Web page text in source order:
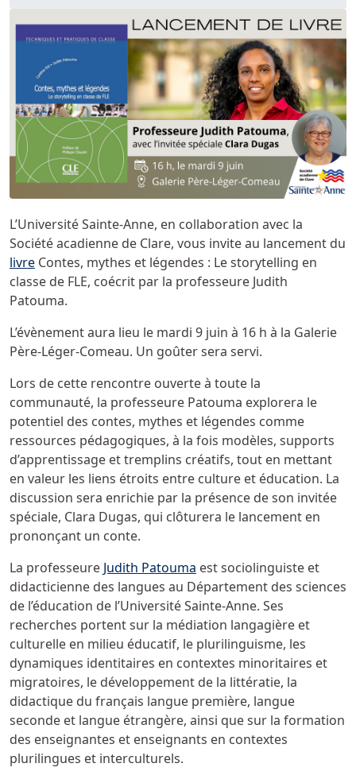
L’Université Sainte-Anne, en collaboration avec la
Société acadienne de Clare, vous invite au lancement du
livre Contes, mythes et légendes : Le storytelling en
classe de FLE, coécrit par la professeure Judith
Patouma.
L’évènement aura lieu le mardi 9 juin à 16 h à la Galerie
Père-Léger-Comeau. Un goûter sera servi.
Lors de cette rencontre ouverte à toute la
communauté, la professeure Patouma explorera le
potentiel des contes, mythes et légendes comme
ressources pédagogiques, à la fois modèles, supports
d’apprentissage et tremplins créatifs, tout en mettant
en valeur les liens étroits entre culture et éducation. La
discussion sera enrichie par la présence de son invitée
spéciale, Clara Dugas, qui clôturera le lancement en
prononçant un conte.
La professeure Judith Patouma est sociolinguiste et
didacticienne des langues au Département des sciences
de l’éducation de l’Université Sainte-Anne. Ses
recherches portent sur la médiation langagière et
culturelle en milieu éducatif, le plurilinguisme, les
dynamiques identitaires en contextes minoritaires et
migratoires, le développement de la littératie, la
didactique du français langue première, langue
seconde et langue étrangère, ainsi que sur la formation
des enseignantes et enseignants en contextes
plurilingues et interculturels.